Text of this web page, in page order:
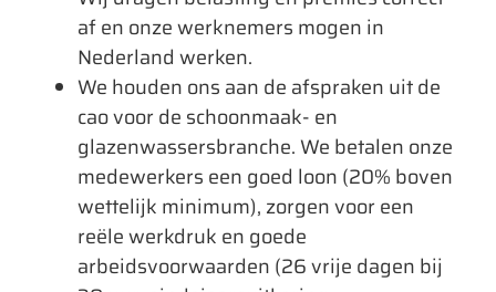
af en onze werknemers mogen in
Nederland werken.
We houden ons aan de afspraken uit de
cao voor de schoonmaak- en
glazenwassersbranche. We betalen onze
medewerkers een goed loon (20% boven
wettelijk minimum), zorgen voor een
reële werkdruk en goede
arbeidsvoorwaarden (26 vrije dagen bij